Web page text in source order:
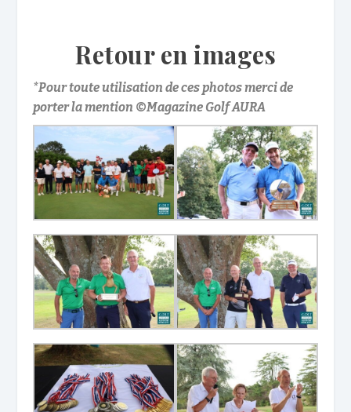
Retour en images
*Pour toute utilisation de ces photos merci de
porter la mention ©Magazine Golf AURA